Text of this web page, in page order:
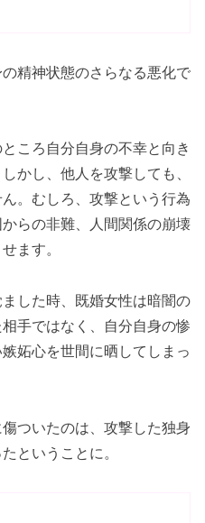
精神状態のさらなる悪化で
ころ自分自身の不幸と向き
かし、他人を攻撃しても、
。むしろ、攻撃という行為
らの非難、人間関係の崩壊
ます。
した時、既婚女性は暗闇の
手ではなく、自分自身の惨
妬心を世間に晒してしまっ
ついたのは、攻撃した独身
ということに。